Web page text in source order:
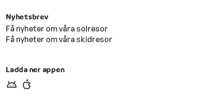
Nyhetsbrev
Få nyheter om våra solresor
Få nyheter om våra skidresor
Ladda ner appen